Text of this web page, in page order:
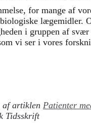
for mange af
lægemidler.
i gruppen af svær
vi ser i vores
af artiklen Patienter
Tidsskrift